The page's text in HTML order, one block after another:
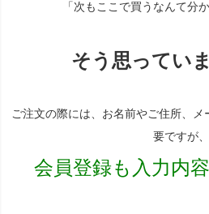
「次もここで買うなんて分
そう思ってい
ご注文の際には、お名前やご住所、
要ですが、
会員登録も入力内